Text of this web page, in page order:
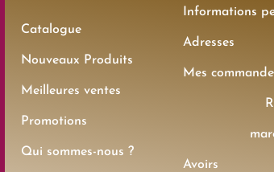
Catalogue
Nouveaux Produits
Meilleures ventes
Promotions
Qui sommes-nous ?
Informations
Adresses
Mes
Avoirs